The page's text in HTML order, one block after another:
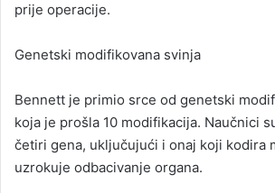
prije operacije.
Genetski modifikovana svinja
Bennett je primio srce od genetski
koja je prošla 10 modifikacija. Naučnici
četiri gena, uključujući i onaj koji kodira
uzrokuje odbacivanje organa.